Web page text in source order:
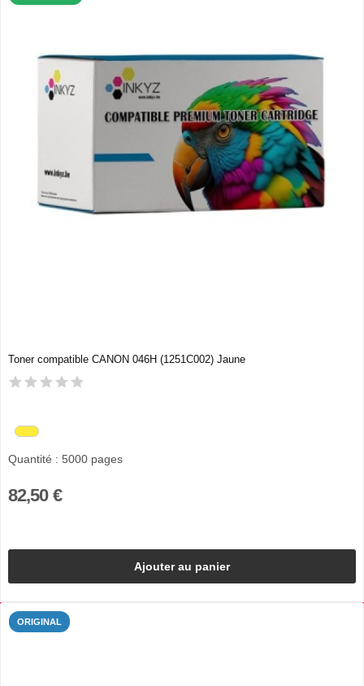
Toner compatible CANON 046H (1251C002) Jaune
Quantité : 5000 pages
82,50 €
Ajouter au panier
ORIGINAL